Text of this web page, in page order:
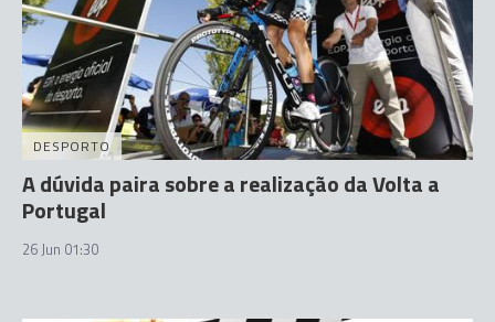
DESPORTO
A dúvida paira sobre a realização da Volta a
Portugal
26 Jun 01:30